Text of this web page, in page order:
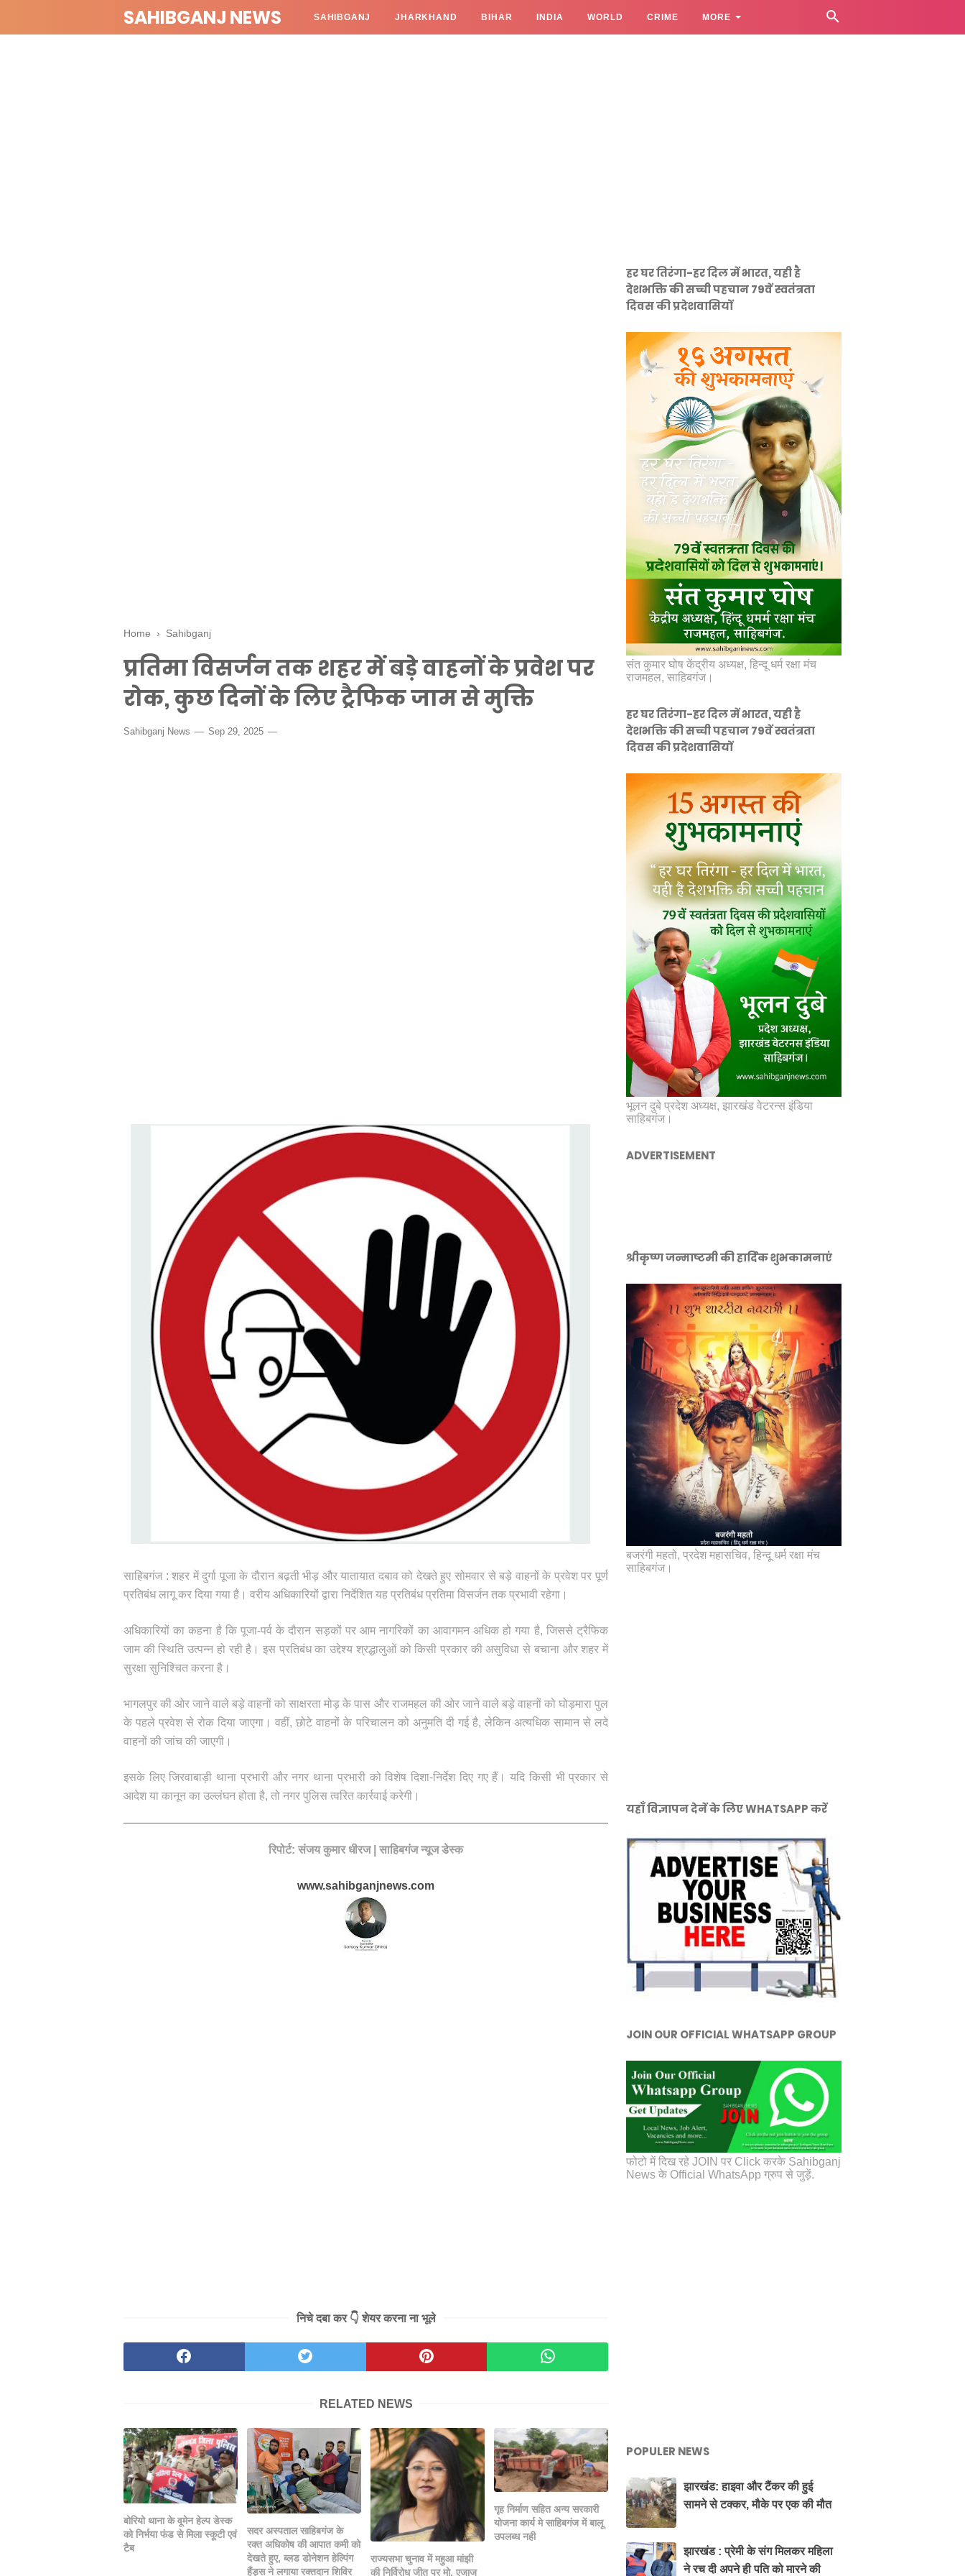
SAHIBGANJ NEWS SAHIBGANJ JHARKHAND BIHAR INDIA WORLD CRIME MORE
Home › Sahibganj
प्रतिमा विसर्जन तक शहर में बड़े वाहनों के प्रवेश पर
रोक, कुछ दिनों के लिए ट्रैफिक जाम से मुक्ति
Sahibganj News Sep 29, 2025
साहिबगंज : शहर में दुर्गा पूजा के दौरान बढ़ती भीड़ और यातायात दबाव को देखते हुए सोमवार से बड़े वाहनों के प्रवेश पर पूर्ण
प्रतिबंध लागू कर दिया गया है। वरीय अधिकारियों द्वारा निर्देशित यह प्रतिबंध प्रतिमा विसर्जन तक प्रभावी रहेगा।
अधिकारियों का कहना है कि पूजा-पर्व के दौरान सड़कों पर आम नागरिकों का आवागमन अधिक हो गया है, जिससे ट्रैफिक
जाम की स्थिति उत्पन्न हो रही है। इस प्रतिबंध का उद्देश्य श्रद्धालुओं को किसी प्रकार की असुविधा से बचाना और शहर में
सुरक्षा सुनिश्चित करना है।
भागलपुर की ओर जाने वाले बड़े वाहनों को साक्षरता मोड़ के पास और राजमहल की ओर जाने वाले बड़े वाहनों को घोड़मारा पुल
के पहले प्रवेश से रोक दिया जाएगा। वहीं, छोटे वाहनों के परिचालन को अनुमति दी गई है, लेकिन अत्यधिक सामान से लदे
वाहनों की जांच की जाएगी।
इसके लिए जिरवाबाड़ी थाना प्रभारी और नगर थाना प्रभारी को विशेष दिशा-निर्देश दिए गए हैं। यदि किसी भी प्रकार से
आदेश या कानून का उल्लंघन होता है, तो नगर पुलिस त्वरित कार्रवाई करेगी।
रिपोर्ट: संजय कुमार धीरज | साहिबगंज न्यूज डेस्क
www.sahibganjnews.com
निचे दबा कर 👇 शेयर करना ना भूले
RELATED NEWS
बोरियो थाना के वूमेन हेल्प डेस्क
को निर्भया फंड से मिला स्कूटी एवं
टैब
सदर अस्पताल साहिबगंज के
रक्त अधिकोष की आपात कमी को
देखते हुए, ब्लड डोनेशन हेल्पिंग
हैंड्स ने लगाया रक्तदान शिविर
राज्यसभा चुनाव में महुआ मांझी
की निर्विरोध जीत पर मो. एजाज
गृह निर्माण सहित अन्य सरकारी
योजना कार्य मे साहिबगंज में बालू
उपलब्ध नही
हर घर तिरंगा-हर दिल में भारत, यही है
देशभक्ति की सच्ची पहचान 79वें स्वतंत्रता
दिवस की प्रदेशवासियों
संत कुमार घोष केंद्रीय अध्यक्ष, हिन्दू धर्म रक्षा मंच
राजमहल, साहिबगंज।
हर घर तिरंगा-हर दिल में भारत, यही है
देशभक्ति की सच्ची पहचान 79वें स्वतंत्रता
दिवस की प्रदेशवासियों
भूलन दुबे प्रदेश अध्यक्ष, झारखंड वेटरन्स इंडिया
साहिबगंज।
ADVERTISEMENT
श्रीकृष्ण जन्माष्टमी की हार्दिक शुभकामनाएं
बजरंगी महतो, प्रदेश महासचिव, हिन्दू धर्म रक्षा मंच
साहिबगंज।
यहाँ विज्ञापन देनें के लिए WHATSAPP करें
JOIN OUR OFFICIAL WHATSAPP GROUP
फोटो में दिख रहे JOIN पर Click करके Sahibganj
News के Official WhatsApp ग्रुप से जुड़ें.
POPULER NEWS
झारखंड: हाइवा और टैंकर की हुई
सामने से टक्कर, मौके पर एक की मौत
झारखंड : प्रेमी के संग मिलकर महिला
ने रच दी अपने ही पति को मारने की